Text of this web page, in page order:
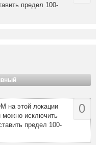
предел 100-
0
на этой локации
можно исключить
предел 100-